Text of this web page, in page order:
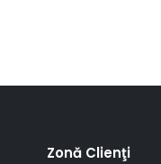
Zonă Clienţi